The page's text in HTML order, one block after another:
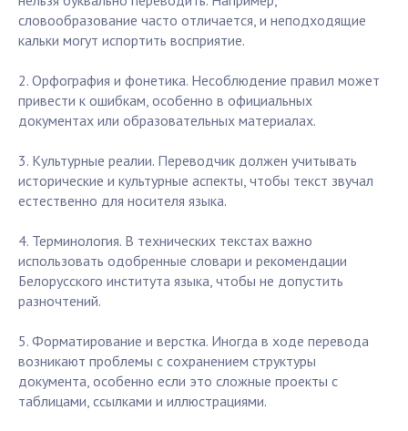
словообразование часто отличается, и неподходящие
кальки могут испортить восприятие.
2. Орфография и фонетика. Несоблюдение правил может
привести к ошибкам, особенно в официальных
документах или образовательных материалах.
3. Культурные реалии. Переводчик должен учитывать
исторические и культурные аспекты, чтобы текст звучал
естественно для носителя языка.
4. Терминология. В технических текстах важно
использовать одобренные словари и рекомендации
Белорусского института языка, чтобы не допустить
разночтений.
5. Форматирование и верстка. Иногда в ходе перевода
возникают проблемы с сохранением структуры
документа, особенно если это сложные проекты с
таблицами, ссылками и иллюстрациями.